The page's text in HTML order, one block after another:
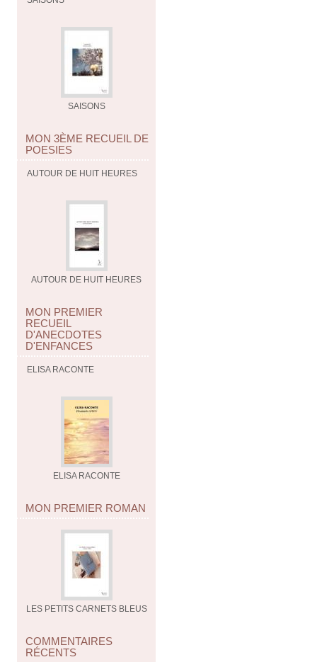
SAISONS
MON 3ÈME RECUEIL DE
POESIES
AUTOUR DE HUIT HEURES
AUTOUR DE HUIT HEURES
MON PREMIER
RECUEIL
D'ANECDOTES
D'ENFANCES
ELISA RACONTE
ELISA RACONTE
MON PREMIER ROMAN
LES PETITS CARNETS BLEUS
COMMENTAIRES
RÉCENTS